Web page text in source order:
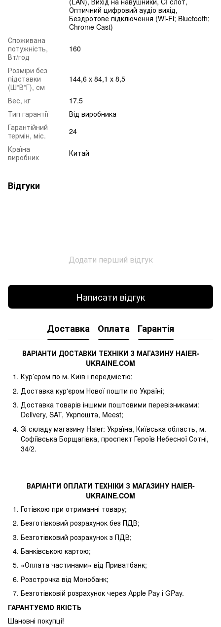
Оптичний цифровий аудіо вихід,
Бездротове підключення (Wi-Fi; Bluetooth;
Chrome Cast)
Споживана
потужність,
Вт/год
160
Розміри без
підставки
(Ш*В*Г), см
144,6 х 84,1 х 8,5
Вес, кг
17.5
Тип гарантії
Від виробника
Гарантійний
термін, міс.
24
Країна
виробник
Китай
Відгуки
Додати перший відгук
Написати відгук
Доставка Оплата Гарантія
ВАРІАНТИ ДОСТАВКИ ТЕХНІКИ З МАГАЗИНУ HAIER-
UKRAINE.COM
Кур’єром по м. Київ і передмістю;
Доставка кур'єром Нової пошти по Україні;
Доставка товарів іншими поштовими перевізниками:
Delivery, SAT, Укрпошта, Meest;
Зі складу магазину Haier: Україна, Київська область, м.
Софіївська Борщагівка, проспект Героїв Небесної Сотні,
34/2.
ВАРІАНТИ ОПЛАТИ ТЕХНІКИ З МАГАЗИНУ HAIER-
UKRAINE.COM
Готівкою при отриманні товару;
Безготівковий розрахунок без ПДВ;
Безготівковий розрахунок з ПДВ;
Банківською картою;
«Оплата частинами» від Приватбанк;
Розстрочка від Монобанк;
Безготівковій розрахунок через Apple Pay і GPay.
ГАРАНТУЄМО ЯКІСТЬ
Шановні покупці!